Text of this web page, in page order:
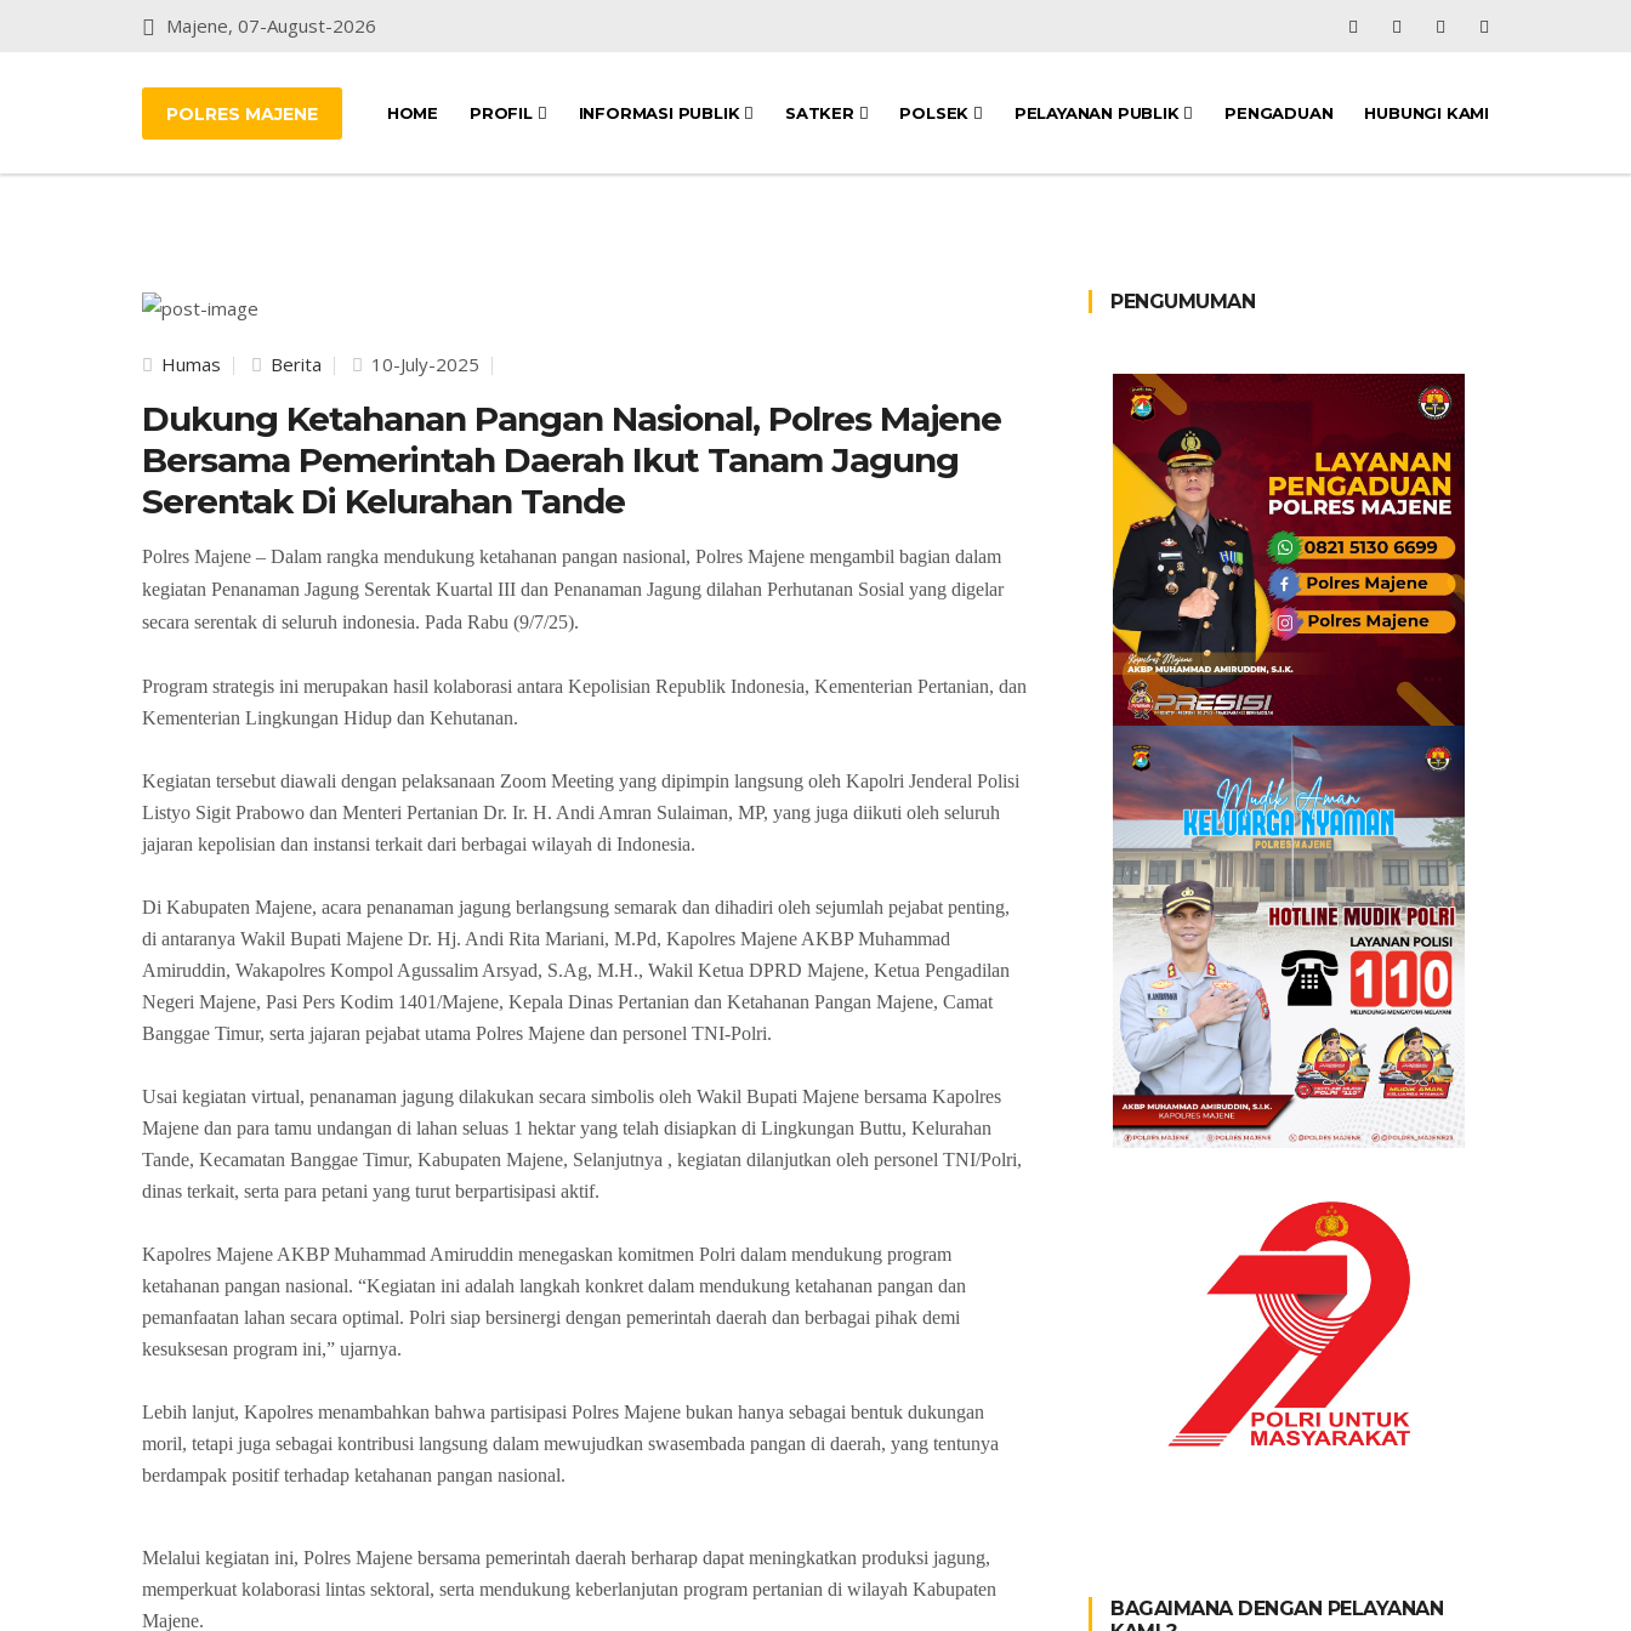
Majene, 07-August-2026
POLRES MAJENE HOME PROFIL INFORMASI PUBLIK SATKER POLSEK PELAYANAN PUBLIK PENGADUAN HUBUNGI KAMI
Humas Berita 10-July-2025
Dukung Ketahanan Pangan Nasional, Polres Majene
Bersama Pemerintah Daerah Ikut Tanam Jagung
Serentak Di Kelurahan Tande
Polres Majene – Dalam rangka mendukung ketahanan pangan nasional, Polres Majene mengambil bagian dalam
kegiatan Penanaman Jagung Serentak Kuartal III dan Penanaman Jagung dilahan Perhutanan Sosial yang digelar
secara serentak di seluruh indonesia. Pada Rabu (9/7/25).
Program strategis ini merupakan hasil kolaborasi antara Kepolisian Republik Indonesia, Kementerian Pertanian, dan
Kementerian Lingkungan Hidup dan Kehutanan.
Kegiatan tersebut diawali dengan pelaksanaan Zoom Meeting yang dipimpin langsung oleh Kapolri Jenderal Polisi
Listyo Sigit Prabowo dan Menteri Pertanian Dr. Ir. H. Andi Amran Sulaiman, MP, yang juga diikuti oleh seluruh
jajaran kepolisian dan instansi terkait dari berbagai wilayah di Indonesia.
Di Kabupaten Majene, acara penanaman jagung berlangsung semarak dan dihadiri oleh sejumlah pejabat penting,
di antaranya Wakil Bupati Majene Dr. Hj. Andi Rita Mariani, M.Pd, Kapolres Majene AKBP Muhammad
Amiruddin, Wakapolres Kompol Agussalim Arsyad, S.Ag, M.H., Wakil Ketua DPRD Majene, Ketua Pengadilan
Negeri Majene, Pasi Pers Kodim 1401/Majene, Kepala Dinas Pertanian dan Ketahanan Pangan Majene, Camat
Banggae Timur, serta jajaran pejabat utama Polres Majene dan personel TNI-Polri.
Usai kegiatan virtual, penanaman jagung dilakukan secara simbolis oleh Wakil Bupati Majene bersama Kapolres
Majene dan para tamu undangan di lahan seluas 1 hektar yang telah disiapkan di Lingkungan Buttu, Kelurahan
Tande, Kecamatan Banggae Timur, Kabupaten Majene, Selanjutnya , kegiatan dilanjutkan oleh personel TNI/Polri,
dinas terkait, serta para petani yang turut berpartisipasi aktif.
Kapolres Majene AKBP Muhammad Amiruddin menegaskan komitmen Polri dalam mendukung program
ketahanan pangan nasional. “Kegiatan ini adalah langkah konkret dalam mendukung ketahanan pangan dan
pemanfaatan lahan secara optimal. Polri siap bersinergi dengan pemerintah daerah dan berbagai pihak demi
kesuksesan program ini,” ujarnya.
Lebih lanjut, Kapolres menambahkan bahwa partisipasi Polres Majene bukan hanya sebagai bentuk dukungan
moril, tetapi juga sebagai kontribusi langsung dalam mewujudkan swasembada pangan di daerah, yang tentunya
berdampak positif terhadap ketahanan pangan nasional.
Melalui kegiatan ini, Polres Majene bersama pemerintah daerah berharap dapat meningkatkan produksi jagung,
memperkuat kolaborasi lintas sektoral, serta mendukung keberlanjutan program pertanian di wilayah Kabupaten
Majene.
PENGUMUMAN
BAGAIMANA DENGAN PELAYANAN